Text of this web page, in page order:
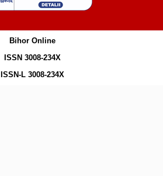
Bihor Online
ISSN 3008-234X
ISSN-L 3008-234X